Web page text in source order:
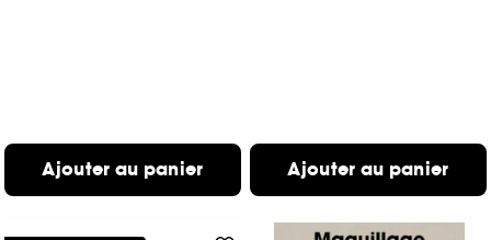
Ajouter au panier Ajouter au panier